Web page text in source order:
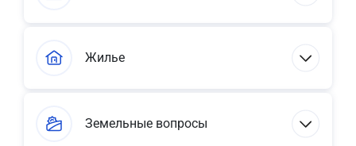
Жилье
Земельные вопросы